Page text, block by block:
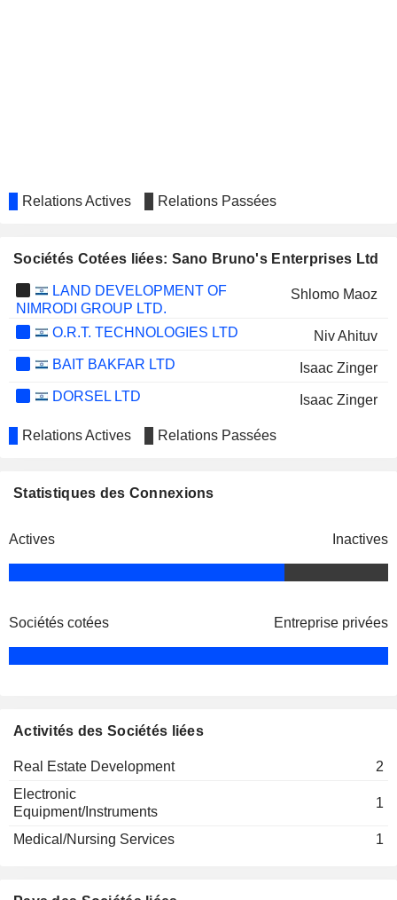
Relations Actives Relations Passées
Sociétés Cotées liées: Sano Bruno's Enterprises Ltd
LAND DEVELOPMENT OF
NIMRODI GROUP LTD.
Shlomo Maoz
O.R.T. TECHNOLOGIES LTD
Niv Ahituv
BAIT BAKFAR LTD
Isaac Zinger
DORSEL LTD
Isaac Zinger
Relations Actives Relations Passées
Statistiques des Connexions
Actives Inactives
Sociétés cotées Entreprise privées
Activités des Sociétés liées
Real Estate Development
2
Electronic
Equipment/Instruments
1
Medical/Nursing Services 1